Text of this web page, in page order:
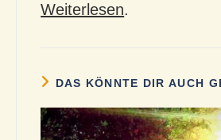
Weiterlesen.
DAS KÖNNTE DIR AUCH